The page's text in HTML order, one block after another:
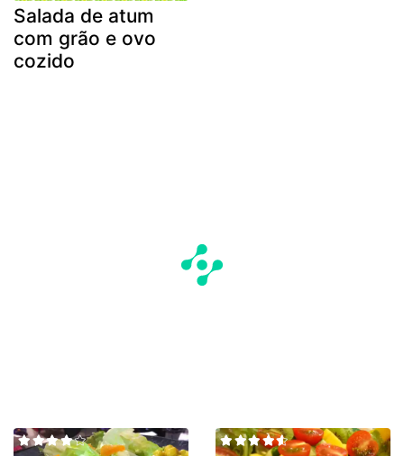
Salada de atum
com grão e ovo
cozido